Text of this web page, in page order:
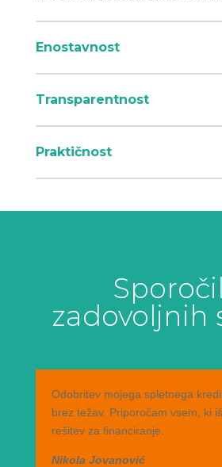
Enostavnost
Transparentnost
Praktičnost
zadovoljnih
Odobritev mojega spletnega
brez težav. Priporočam vsem, ki
rešitev za financiranje.
Nikola Jovanović